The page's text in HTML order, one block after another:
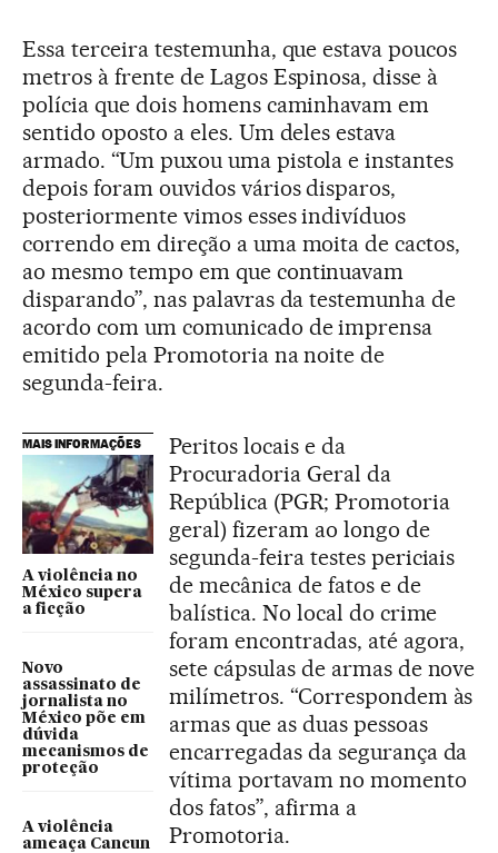
Essa terceira testemunha, que estava poucos
metros à frente de Lagos Espinosa, disse à
polícia que dois homens caminhavam em
sentido oposto a eles. Um deles estava
armado. “Um puxou uma pistola e instantes
depois foram ouvidos vários disparos,
posteriormente vimos esses indivíduos
correndo em direção a uma moita de cactos,
ao mesmo tempo em que continuavam
disparando”, nas palavras da testemunha de
acordo com um comunicado de imprensa
emitido pela Promotoria na noite de
segunda-feira.
MAIS INFORMAÇÕES
A violência no
México supera
a ficção
Novo
assassinato de
jornalista no
México põe em
dúvida
mecanismos de
proteção
A violência
ameaça Cancun
Peritos locais e da
Procuradoria Geral da
República (PGR; Promotoria
geral) fizeram ao longo de
segunda-feira testes periciais
de mecânica de fatos e de
balística. No local do crime
foram encontradas, até agora,
sete cápsulas de armas de nove
milímetros. “Correspondem às
armas que as duas pessoas
encarregadas da segurança da
vítima portavam no momento
dos fatos”, afirma a
Promotoria.